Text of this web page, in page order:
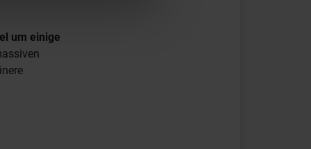
um einige